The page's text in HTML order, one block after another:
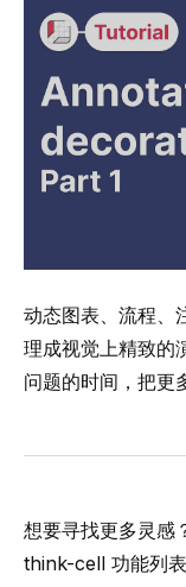
动态图表、 流程
理成视觉上精致的
问题的时间，把更
想要寻找更多灵感
think-cell 功能列表